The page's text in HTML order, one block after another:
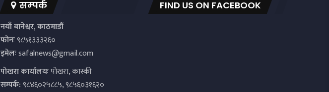
सम्पर्क
नयाँ बानेश्वर, काठमाडौं
फोनः९८५१३३३२६०
इमेलःsafalnews@gmail.com
पाेखरा कार्यालयःपोखरा, कास्की
सम्पर्क:९८४६०२५८८५, ९८५६०३१६२०
FIND US ON FACEBOOK